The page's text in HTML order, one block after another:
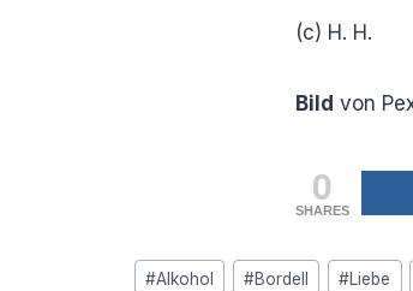
(c) H. H.
Bild von
0
SHARES
Schlagworte:
#Alkohol #Bordell #Liebe